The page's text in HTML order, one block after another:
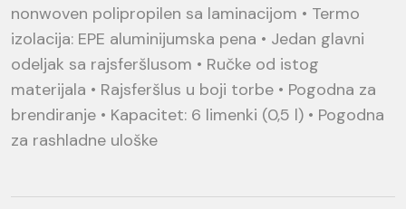
nonwoven polipropilen sa laminacijom • Termo
izolacija: EPE aluminijumska pena • Jedan glavni
odeljak sa rajsferšlusom • Ručke od istog
materijala • Rajsferšlus u boji torbe • Pogodna za
brendiranje • Kapacitet: 6 limenki (0,5 l) • Pogodna
za rashladne uloške